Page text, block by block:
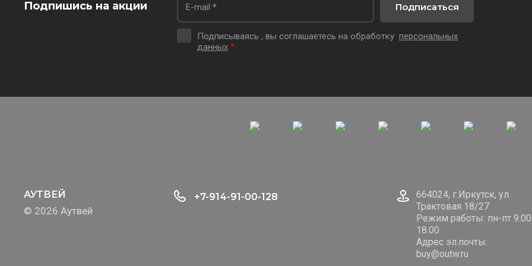
Подпишись на акции
Подписываясь , вы соглашаетесь на обработку персональных
данных *
Подписаться
АУТВЕЙ
© 2026 Аутвей
+7-914-91-00-128
664024, г.Иркутск, ул.
Трактовая 18/27
Режим работы: пн-пт
18.00
Адрес эл.почты:
buy@outw.ru